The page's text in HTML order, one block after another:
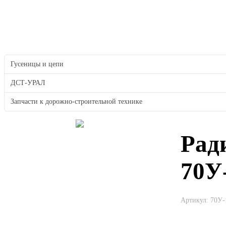
Гусеницы и цепи
ДСТ-УРАЛ
Запчасти к дорожно-строительной технике
Артикул: 70У-